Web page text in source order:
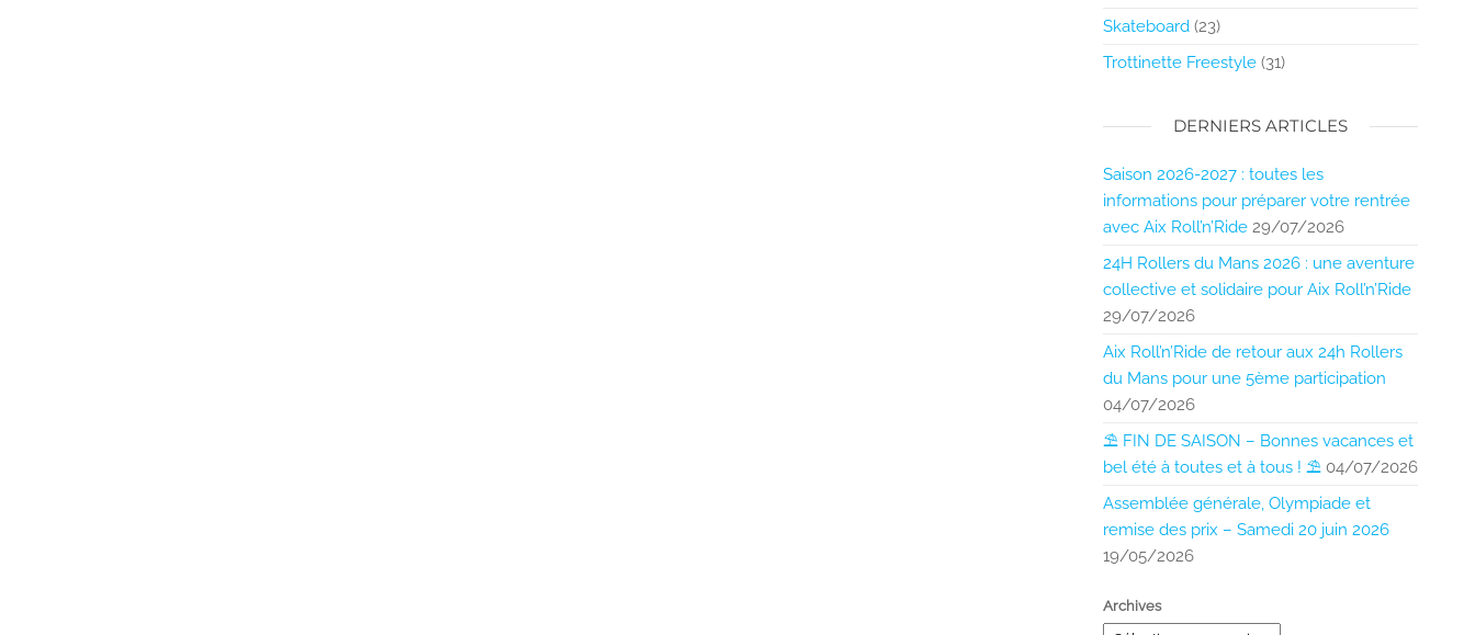
Skateboard(23)
Trottinette Freestyle(31)
DERNIERS ARTICLES
Saison 2026-2027 : toutes les
informations pour préparer votre rentrée
avec Aix Roll’n’Ride 29/07/2026
24H Rollers du Mans 2026 : une aventure
collective et solidaire pour Aix Roll’n’Ride
29/07/2026
Aix Roll’n’Ride de retour aux 24h Rollers
du Mans pour une 5ème participation
04/07/2026
⛱️ FIN DE SAISON – Bonnes vacances et
bel été à toutes et à tous ! ⛱️ 04/07/2026
Assemblée générale, Olympiade et
remise des prix – Samedi 20 juin 2026
19/05/2026
Archives